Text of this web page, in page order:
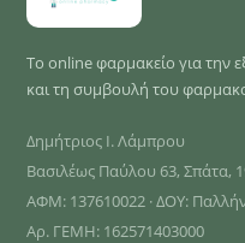
Το online φαρμακείο για την
και τη συμβουλή του
Δημήτριος Ι. Λάμπρου
Βασιλέως Παύλου 63, Σπάτα,
ΑΦΜ: 137610022 · ΔΟΥ:
Αρ. ΓΕΜΗ: 162571403000